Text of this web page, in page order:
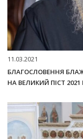
11.03.2021
БЛАГОСЛОВЕННЯ
НА ВЕЛИКИЙ ПІСТ 2021